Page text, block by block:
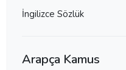
İngilizce Sözlük
Arapça Kamus